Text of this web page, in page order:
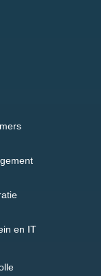
en IT